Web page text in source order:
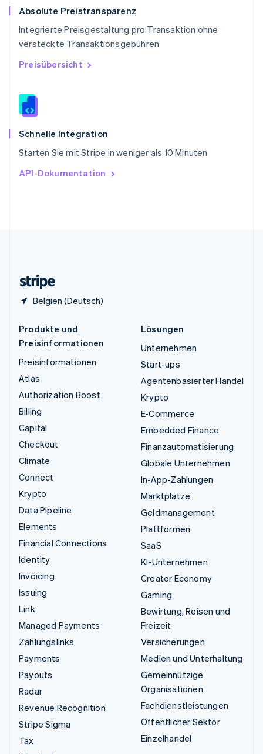
Absolute Preistransparenz
Integrierte Preisgestaltung pro Transaktion ohne
versteckte Transaktionsgebühren
Preisübersicht
Schnelle Integration
Starten Sie mit Stripe in weniger als 10 Minuten
API-Dokumentation
Belgien (Deutsch)
Slowakei
Slowenien
EnglishItaliano
Sonderverwaltungsregion Hongkong,
Spanien
Thailand
ไทยEnglish
English
English
Produkte und
Preisinformationen
Preisinformationen
Atlas
Authorization Boost
Billing
Capital
Checkout
Climate
Connect
Krypto
Data Pipeline
Elements
Financial Connections
Identity
Invoicing
Issuing
Link
Managed Payments
Zahlungslinks
Payments
Payouts
Radar
Revenue Recognition
Stripe Sigma
Tax
Lösungen
Unternehmen
Start-ups
Agentenbasierter Handel
Krypto
E-Commerce
Embedded Finance
Finanzautomatisierung
Globale Unternehmen
In-App-Zahlungen
Marktplätze
Geldmanagement
Plattformen
SaaS
KI-Unternehmen
Creator Economy
Gaming
Bewirtung, Reisen und
Freizeit
Versicherungen
Medien und Unterhaltung
Gemeinnützige
Organisationen
Fachdienstleistungen
Öffentlicher Sektor
Einzelhandel